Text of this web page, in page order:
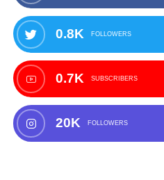
0.8K FOLLOWERS
0.7K SUBSCRIBERS
20K FOLLOWERS